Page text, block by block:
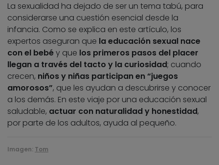
La sexualidad ha dejado de ser un tema tabú, para
considerarse una cuestión esencial desde la
infancia. Como se explica en este artículo, los
expertos aseguran que la educación sexual nace
con el bebéy que los primeros pasos del placer
llegan a través del tacto y la curiosidad; cuando
crecen, niños y niñas participan en “juegos
amorosos”, que les ayudan a descubrirse y conocer
a los demás. En este viaje por una educación sexual
saludable, actuar con naturalidad y honestidad,
por parte de los adultos, ayuda al pequeño.
Imagen: Tom